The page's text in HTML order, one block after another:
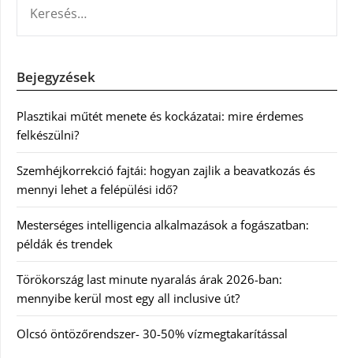
Bejegyzések
Plasztikai műtét menete és kockázatai: mire érdemes
felkészülni?
Szemhéjkorrekció fajtái: hogyan zajlik a beavatkozás és
mennyi lehet a felépülési idő?
Mesterséges intelligencia alkalmazások a fogászatban:
példák és trendek
Törökország last minute nyaralás árak 2026-ban:
mennyibe kerül most egy all inclusive út?
Olcsó öntözőrendszer- 30-50% vízmegtakarítással